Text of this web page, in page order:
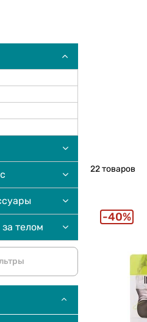
телом
22 товаров
40%